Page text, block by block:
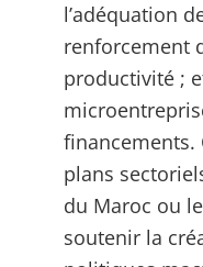
l’adéquation
renforcement
productivité ;
financements.
plans
du Maroc ou
soutenir la